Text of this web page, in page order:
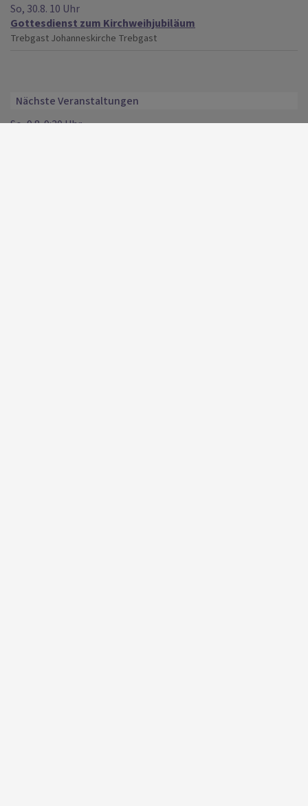
So, 30.8. 10 Uhr
Gottesdienst zum Kirchweihjubiläum
Trebgast Johanneskirche Trebgast
Nächste Veranstaltungen
So, 9.8. 9:30 Uhr